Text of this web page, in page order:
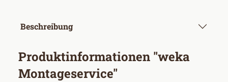
Beschreibung
Produktinformationen "weka
Montageservice"